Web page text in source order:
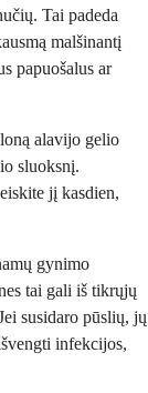
Tai padeda
malšinantį
papuošalus ar
alavijo gelio
sluoksnį.
jį kasdien,
gynimo
tai gali iš tikrųjų
susidaro pūslių, jų
infekcijos,